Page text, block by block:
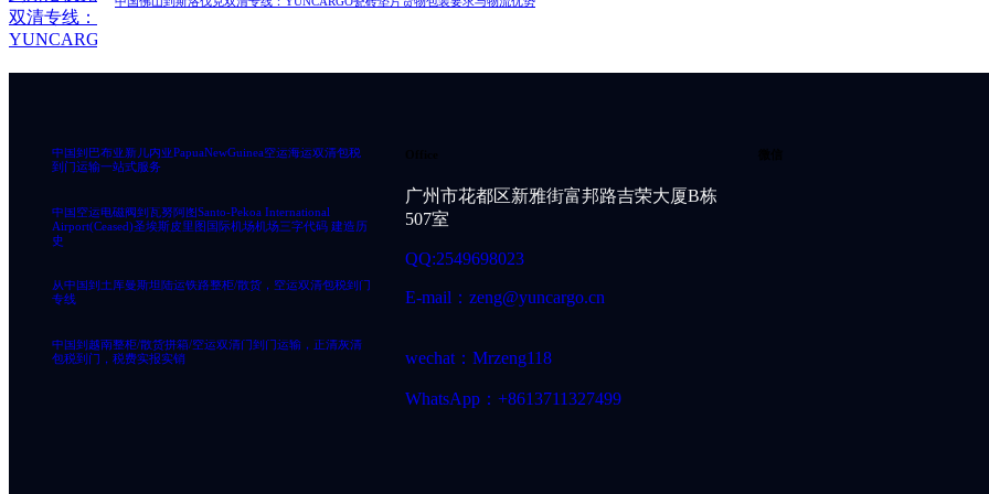
中国到巴布亚新几内亚PapuaNewGuinea空运海运双清包税
到门运输一站式服务
中国空运电磁阀到瓦努阿图Santo-Pekoa International
Airport(Ceased)圣埃斯皮里图国际机场机场三字代码 建造历
史
从中国到土库曼斯坦陆运铁路整柜/散货，空运双清包税到门
专线
中国到越南整柜/散货拼箱/空运双清门到门运输，正清灰清
包税到门，税费实报实销
广州市花都区新雅街富邦路吉荣大厦B栋
507室
QQ:2549698023
E-mail：zeng@yuncargo.cn
wechat：Mrzeng118
WhatsApp：+8613711327499